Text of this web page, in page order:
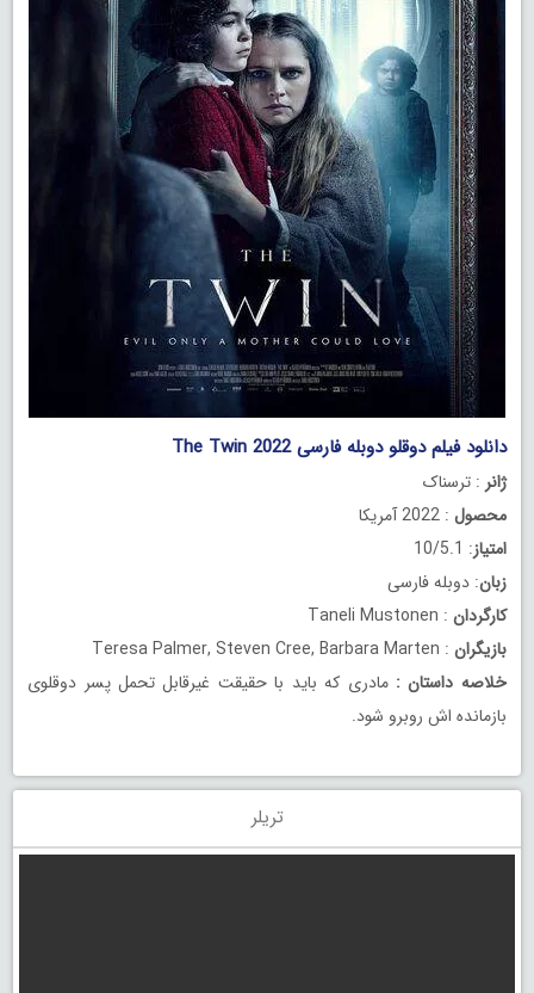
دانلود فیلم دوقلو دوبله فارسی The Twin 2022
ژانر : ترسناک
محصول : 2022 آمریکا
امتیاز: 10/5.1
زبان: دوبله فارسی
کارگردان : Taneli Mustonen
بازیگران : Teresa Palmer, Steven Cree, Barbara Marten
خلاصه داستان : مادری که باید با حقیقت غیرقابل تحمل پسر دوقلوی
بازمانده اش روبرو شود.
تریلر